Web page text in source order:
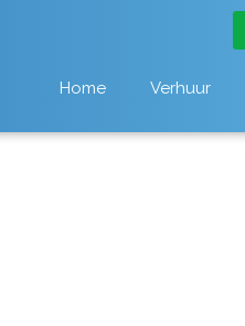
Home Verhuur